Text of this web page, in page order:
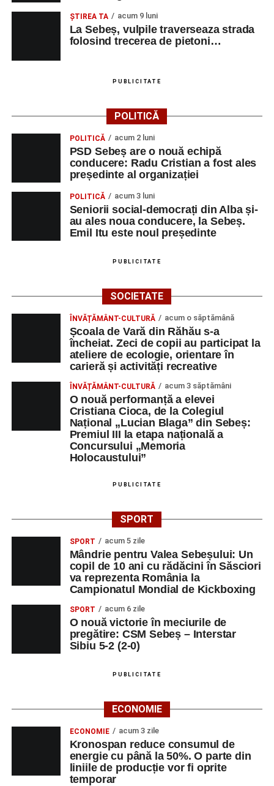
ŞTIREA TA acum 9 luni
La Sebeș, vulpile traverseaza strada
folosind trecerea de pietoni…
PUBLICITATE
POLITICĂ
POLITICĂ acum 2 luni
PSD Sebeș are o nouă echipă
conducere: Radu Cristian a fost ales
președinte al organizației
POLITICĂ acum 3 luni
Seniorii social-democrați din Alba și-
au ales noua conducere, la Sebeș.
Emil Itu este noul președinte
PUBLICITATE
SOCIETATE
ÎNVĂȚĂMÂNT-CULTURĂ acum o săptămână
Școala de Vară din Răhău s-a
încheiat. Zeci de copii au participat la
ateliere de ecologie, orientare în
carieră și activități recreative
ÎNVĂȚĂMÂNT-CULTURĂ acum 3 săptămâni
O nouă performanță a elevei
Cristiana Cioca, de la Colegiul
Național „Lucian Blaga” din Sebeș:
Premiul III la etapa națională a
Concursului „Memoria
Holocaustului”
PUBLICITATE
SPORT
SPORT acum 5 zile
Mândrie pentru Valea Sebeșului: Un
copil de 10 ani cu rădăcini în Săsciori
va reprezenta România la
Campionatul Mondial de Kickboxing
SPORT acum 6 zile
O nouă victorie în meciurile de
pregătire: CSM Sebeș – Interstar
Sibiu 5-2 (2-0)
PUBLICITATE
ECONOMIE
ECONOMIE acum 3 zile
Kronospan reduce consumul de
energie cu până la 50%. O parte din
liniile de producție vor fi oprite
temporar